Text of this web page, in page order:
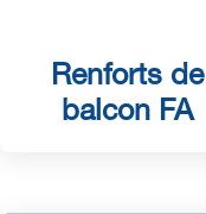
Renforts de
balcon FA